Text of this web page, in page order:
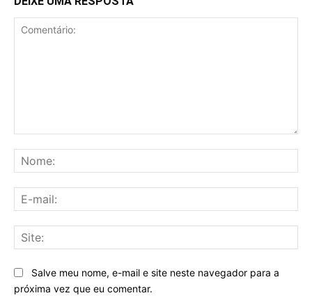
Salve meu nome, e-mail e site neste navegador para a
próxima vez que eu comentar.